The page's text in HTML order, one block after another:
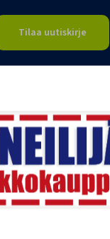
Tilaa uutiskirje